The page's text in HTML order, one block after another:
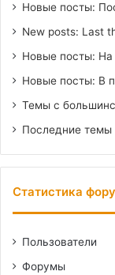
Новые посты:
New posts: Last
Новые посты:
Новые посты: В
Темы с
Последние темы
Статистика
Пользователи
Форумы